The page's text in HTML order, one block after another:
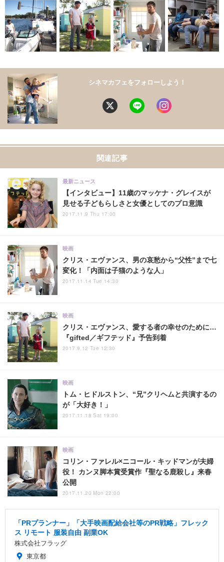
シネマカフェをフォローしよう！
関連記事
【インタビュー】11歳のマッケナ・グレイスが
見せる子どもらしさと女優としてのプロ意識
最新ニュース
2017.11.9 Thu 17:00
クリス・エヴァンス、男の哀愁から“父性”まで七
変化！「内面は子猫のような人」
映画
2017.11.14 Tue 14:30
クリス・エヴァンス、愛する者の幸せのために…
『gifted／ギフテッド』予告到着
映画
2017.9.12 Tue 12:30
トム・ヒドルストン、“兄”クリヘムと共演するの
が「大好き！」
映画
2017.11.18 Sat 19:00
コリン・ファレル×ニコール・キッドマンが夫婦
役！ カンヌ脚本賞受賞作『聖なる鹿殺し』来春
公開
映画
2017.11.20 Mon 22:00
「PRプランナー」「大手映画配給会社等のPR戦略」フレック
ス リモート 服装自由 副業OK
株式会社フラッグ
東京都